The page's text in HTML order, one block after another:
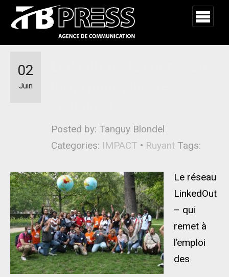
Posted by: Tanguy Blondel
Categories: IMPACT • Ruyant Tags:
02
Juin
Le réseau
LinkedOut
– qui
remet à
l’emploi
des